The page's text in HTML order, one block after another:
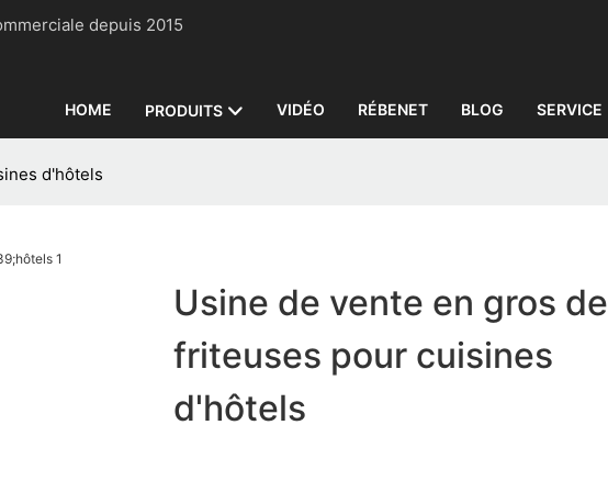
commerciale depuis 2015
HOME PRODUITS VIDÉO RÉBENET BLOG SERVICE
d'hôtels
Usine de vente en gros de
friteuses pour cuisines
d'hôtels